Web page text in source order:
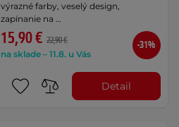
výrazné farby, veselý design,
zapínanie na …
15,90 € 22,90 €
na sklade – 11.8. u Vás
-31%
Detail